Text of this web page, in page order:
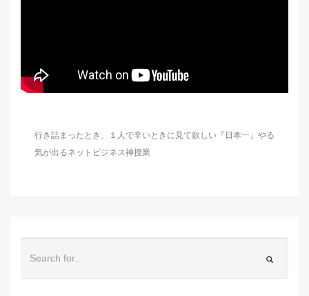
行き詰まったとき、１人で辛いときに見て欲しい『日本一』やる
気が出るネットビジネス神授業